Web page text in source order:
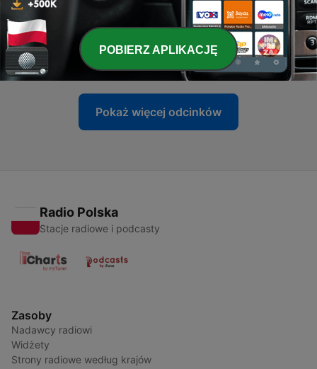
09 lis 2021
62 - A Bíblia Narrada por Cid Moreira: 3ª João
(Completo)
09 lis 2021
Pokaż więcej odcinków
Radio Polska
Stacje radiowe i podcasty
Zasoby
Nadawcy radiowi
Widżety
Strony radiowe według krajów
POBIERZ APLIKACJĘ